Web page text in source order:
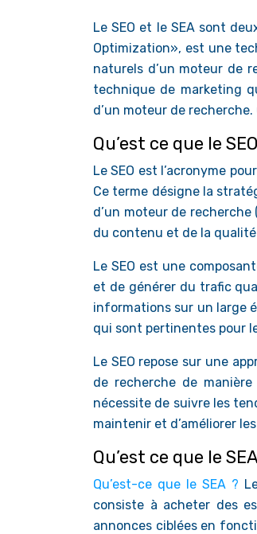
Le SEO et le SEA sont
Optimization», est une
naturels d’un moteur de
technique de marketing
d’un moteur de
Qu’est ce que le
Le SEO est l’acronyme
Ce terme désigne la
d’un moteur de
du contenu et de la
Le SEO est une
et de générer du trafic
informations sur un large
qui sont pertinentes pour
Le SEO repose sur une
de recherche de
nécessite de suivre les
maintenir et d’améliorer
Qu’est ce que le
Qu’est-ce que le SEA ?
consiste à acheter des
annonces ciblées en